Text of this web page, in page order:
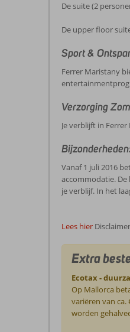
De suite (2
De upper floor
Sport &
Ferrer Maristany
Verzorging
Je verblijft in
Vanaf 1 juli 2016
accommodatie. De
je verblijf. In het
Lees hier
Extra
Ecotax -
Op Mallorca
variëren van ca.
worden